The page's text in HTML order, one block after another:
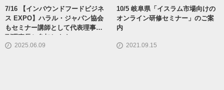
7/16 【インバウンドフードビジネ
ス EXPO】ハラル・ジャパン協会
もセミナー講師として代表理事・
副理事長と参加します
2025.06.09
10/5 岐阜県「イスラム市場向けの
オンライン研修セミナー」のご案
内
2021.09.15